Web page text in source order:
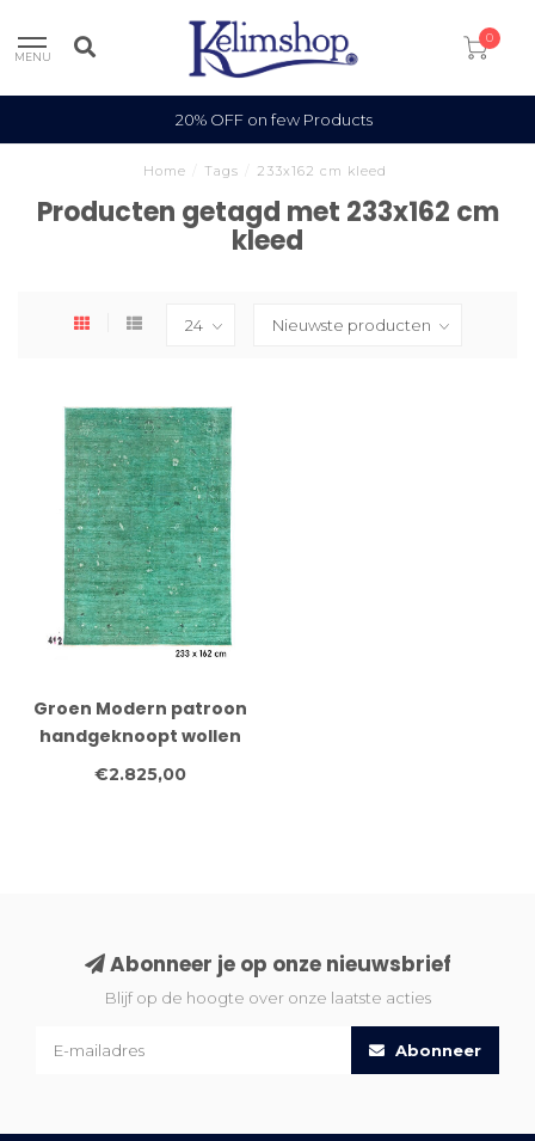
MENU
0
20% OFF on few Products
Home Tags 233x162 cm kleed
Producten getagd met 233x162 cm
kleed
Groen Modern patroon
handgeknoopt wollen
vloerkleed – 233 x 162
€2.825,00
Abonneer je op onze nieuwsbrief
Blijf op de hoogte over onze laatste acties
Abonneer